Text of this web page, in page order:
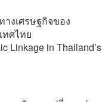
างเศรษฐกิจของ
ศไทย
Linkage in Thailand’s